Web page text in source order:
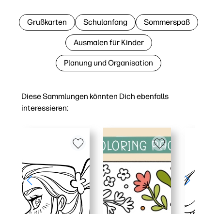
Diese Sammlungen könnten Dich ebenfalls
interessieren:
Grußkarten Schulanfang Sommerspaß
Ausmalen für Kinder
Planung und Organisation